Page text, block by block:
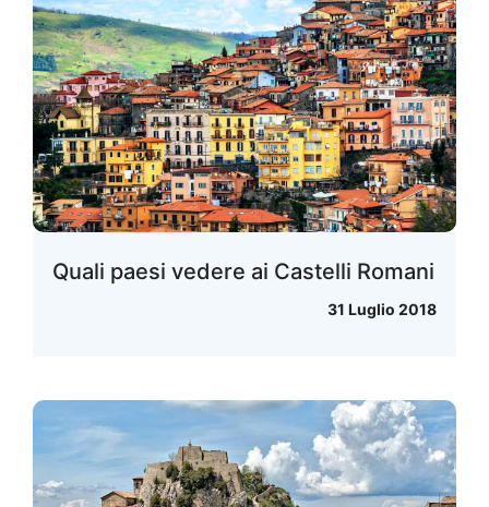
Quali paesi vedere ai Castelli Romani
31 Luglio 2018